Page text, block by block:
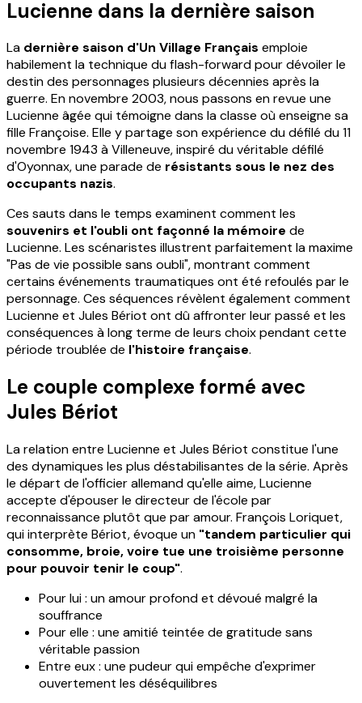
Lucienne dans la dernière saison
La dernière saison d'Un Village Français emploie
habilement la technique du flash-forward pour dévoiler le
destin des personnages plusieurs décennies après la
guerre. En novembre 2003, nous passons en revue une
Lucienne âgée qui témoigne dans la classe où enseigne sa
fille Françoise. Elle y partage son expérience du défilé du 11
novembre 1943 à Villeneuve, inspiré du véritable défilé
d'Oyonnax, une parade de résistants sous le nez des
occupants nazis.
Ces sauts dans le temps examinent comment les
souvenirs et l'oubli ont façonné la mémoire de
Lucienne. Les scénaristes illustrent parfaitement la maxime
"Pas de vie possible sans oubli", montrant comment
certains événements traumatiques ont été refoulés par le
personnage. Ces séquences révèlent également comment
Lucienne et Jules Bériot ont dû affronter leur passé et les
conséquences à long terme de leurs choix pendant cette
période troublée de l'histoire française.
Le couple complexe formé avec
Jules Bériot
La relation entre Lucienne et Jules Bériot constitue l'une
des dynamiques les plus déstabilisantes de la série. Après
le départ de l'officier allemand qu'elle aime, Lucienne
accepte d'épouser le directeur de l'école par
reconnaissance plutôt que par amour. François Loriquet,
qui interprète Bériot, évoque un "tandem particulier qui
consomme, broie, voire tue une troisième personne
pour pouvoir tenir le coup".
Pour lui : un amour profond et dévoué malgré la
souffrance
Pour elle : une amitié teintée de gratitude sans
véritable passion
Entre eux : une pudeur qui empêche d'exprimer
ouvertement les déséquilibres